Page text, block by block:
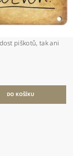
piškotů, tak ani